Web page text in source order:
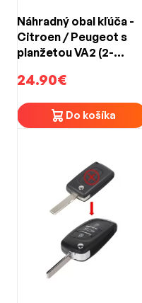
Náhradný obal kľúča -
Citroen / Peugeot s
planžetou VA2 (2-
24.90€
Do košíka